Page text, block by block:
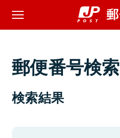
郵便番号検索
検索結果